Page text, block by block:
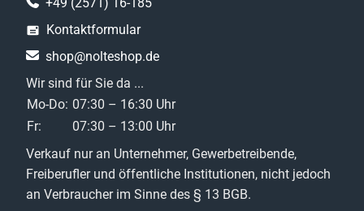
Kontaktformular
shop@nolteshop.de
Wir sind für Sie da ...
Mo-Do: 07:30 – 16:30 Uhr
Fr:
07:30 – 13:00 Uhr
Verkauf nur an Unternehmer, Gewerbetreibende,
Freiberufler und öffentliche Institutionen, nicht jedoch
an Verbraucher im Sinne des § 13 BGB.